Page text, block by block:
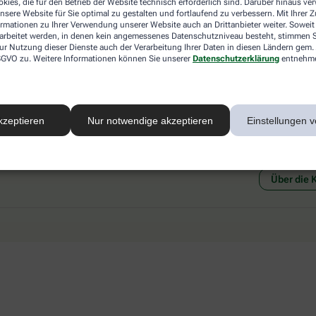
die für den Betrieb der Website technisch erforderlich sind. Darüber hinaus
Website für Sie optimal zu gestalten und fortlaufend zu verbessern. Mit Ihrer
zu Ihrer Verwendung unserer Website auch an Drittanbieter weiter. Soweit
werden, in denen kein angemessenes Datenschutzniveau besteht, stimmen
Nutzung dieser Dienste auch der Verarbeitung Ihrer Daten in diesen Ländern
zu. Weitere Informationen können Sie unserer Datenschutzerklärung
Nur notwendige akzeptieren Einstellungen
einer anderen akzeptierten
Ihrer Apotheke vor Ort.
Abholung in der Apotheke
Botendienstlieferung
Social Media Ein
Über die